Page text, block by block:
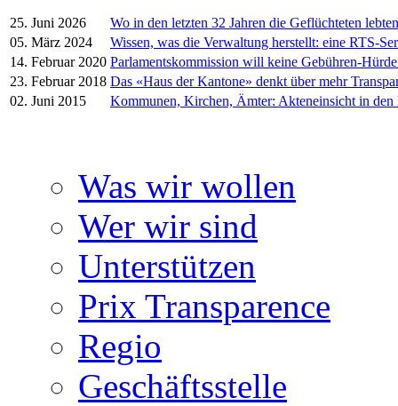
25. Juni 2026
Wo in den letzten 32 Jahren die Geflüchteten lebten
05. März 2024
Wissen, was die Verwaltung herstellt: eine RTS-
14. Februar 2020 Parlamentskommission will keine Gebühren-
23. Februar 2018 Das «Haus der Kantone» denkt über mehr
02. Juni 2015
Kommunen, Kirchen, Ämter: Akteneinsicht in den
Was wir wollen
Wer wir sind
Unterstützen
Prix Transparence
Regio
Geschäftsstelle